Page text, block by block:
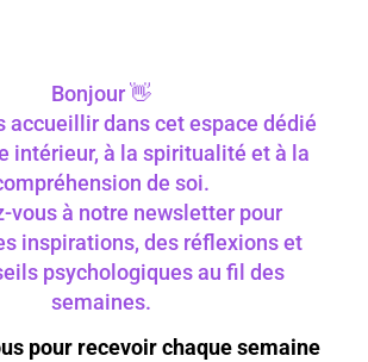
Bonjour 👋
accueillir dans cet espace dédié
intérieur, à la spiritualité et à la
de soi.
vous à notre newsletter pour
inspirations, des réflexions et
psychologiques au fil des
semaines.
pour recevoir chaque semaine